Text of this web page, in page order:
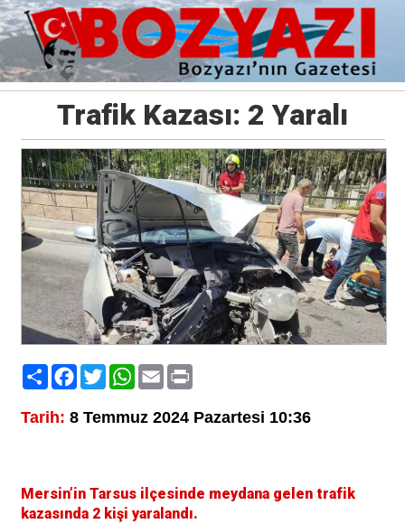
Trafik Kazası: 2 Yaralı
PaylaşFacebook
TwitterWhatsApp
EmailPrint
Tarih: 8 Temmuz 2024 Pazartesi 10:36
Mersin’in Tarsus ilçesinde meydana gelen trafik
kazasında 2 kişi yaralandı.